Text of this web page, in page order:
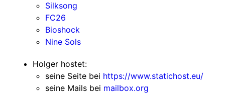
Silksong
FC26
Bioshock
Nine Sols
Holger hostet:
seine Seite bei https://www.statichost.eu/
seine Mails bei mailbox.org